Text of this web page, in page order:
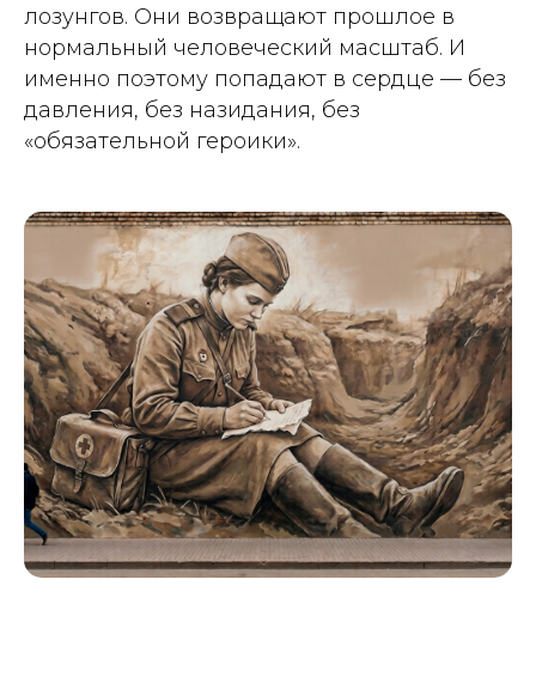
лозунгов. Они возвращают прошлое в
нормальный человеческий масштаб. И
именно поэтому попадают в сердце — без
давления, без назидания, без
«обязательной героики».